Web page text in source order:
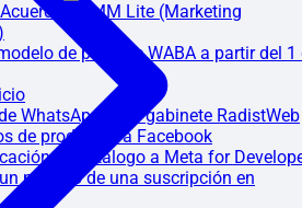
de MM Lite (Marketing
de pago de WABA a partir del 1
WhatsApp en el gabinete RadistWeb
de productos a Facebook
de catálogo a Meta for
número de una suscripción en